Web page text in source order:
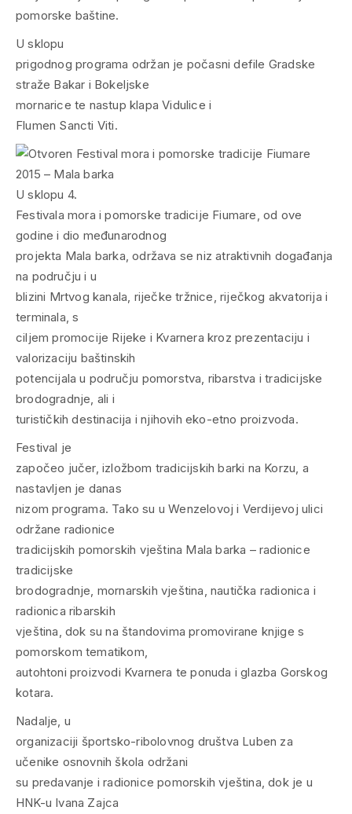
pomorske baštine.
U sklopu
prigodnog programa održan je počasni defile Gradske
straže Bakar i Bokeljske
mornarice te nastup klapa Vidulice i
Flumen Sancti Viti.
U sklopu 4.
Festivala mora i pomorske tradicije Fiumare, od ove
godine i dio međunarodnog
projekta Mala barka, održava se niz atraktivnih događanja
na području i u
blizini Mrtvog kanala, riječke tržnice, riječkog akvatorija i
terminala, s
ciljem promocije Rijeke i Kvarnera kroz prezentaciju i
valorizaciju baštinskih
potencijala u području pomorstva, ribarstva i tradicijske
brodogradnje, ali i
turističkih destinacija i njihovih eko-etno proizvoda.
Festival je
započeo jučer, izložbom tradicijskih barki na Korzu, a
nastavljen je danas
nizom programa. Tako su u Wenzelovoj i Verdijevoj ulici
održane radionice
tradicijskih pomorskih vještina Mala barka – radionice
tradicijske
brodogradnje, mornarskih vještina, nautička radionica i
radionica ribarskih
vještina, dok su na štandovima promovirane knjige s
pomorskom tematikom,
autohtoni proizvodi Kvarnera te ponuda i glazba Gorskog
kotara.
Nadalje, u
organizaciji športsko-ribolovnog društva Luben za
učenike osnovnih škola održani
su predavanje i radionice pomorskih vještina, dok je u
HNK-u Ivana Zajca